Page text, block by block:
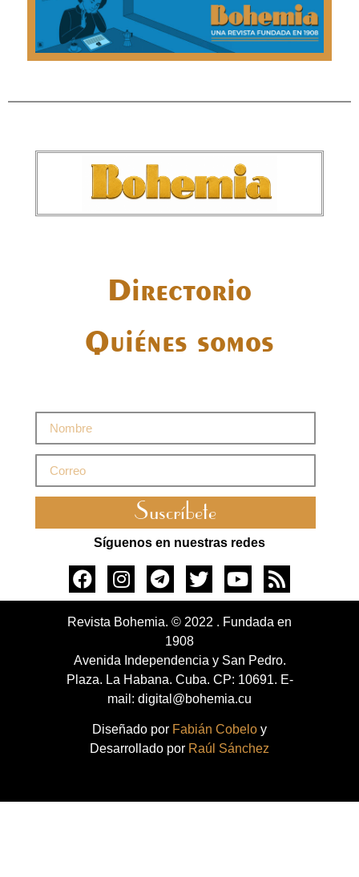
Directorio
Quiénes somos
Suscríbete
Síguenos en nuestras redes
Revista Bohemia. © 2022 . Fundada en
1908
Avenida Independencia y San Pedro.
Plaza. La Habana. Cuba. CP: 10691. E-
mail: digital@bohemia.cu
Diseñado por Fabián Cobelo y
Desarrollado por Raúl Sánchez